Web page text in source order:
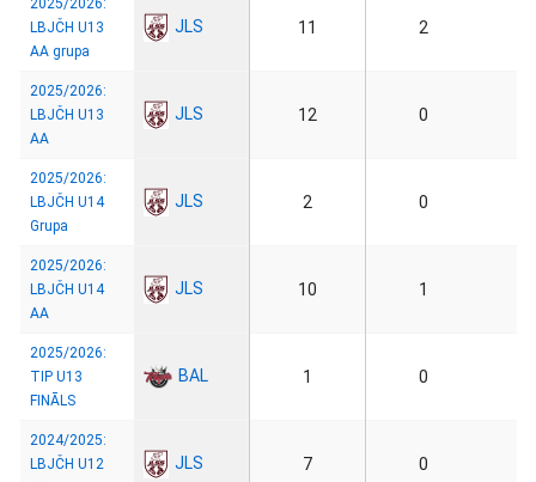
2025/2026:
LBJČH U13
AA grupa
JLS 11 2
2025/2026:
LBJČH U13
AA
JLS 12 0
2025/2026:
LBJČH U14
Grupa
JLS 2 0
2025/2026:
LBJČH U14
AA
JLS 10 1
2025/2026:
TIP U13
FINĀLS
BAL 1 0
2024/2025:
LBJČH U12
JLS 7 0